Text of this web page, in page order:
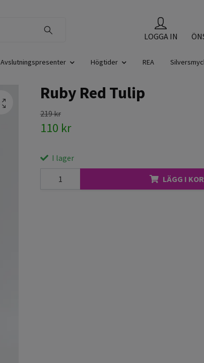
LOGGA IN
Avslutningspresenter Högtider REA
Ruby Red Tulip
219 kr
110 kr
I lager
LÄGG I